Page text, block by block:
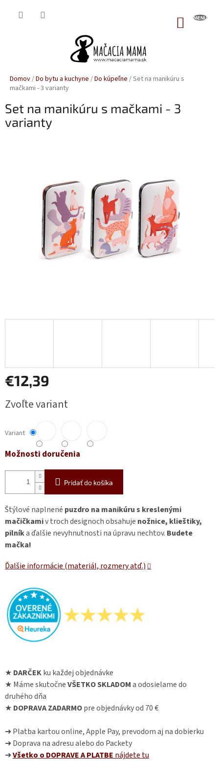
Domov/Do bytu a kuchyne /Do kúpeľne /Set na manikúru s
mačkami - 3 varianty
Set na manikúru s mačkami - 3
varianty
€12,39
cena:
Zvoľte variant
Variant
Možnosti doručenia
Pridať do košíka
Štýlové naplnené puzdro na manikúru s kreslenými
mačičkamiv troch designoch obsahuje nožnice, klieštiky,
pilníka ďalšie nevyhnutnosti na úpravu nechtov. Budete
mačka!
Ďalšie informácie (materiál, rozmery atď.)
★ DARČEKku každej objednávke
★ Máme skutočneVŠETKO SKLADOMa odosielame do
druhého dňa
★ DOPRAVA ZADARMOpre objednávky od 70 €
➜ Platba kartou online, Apple Pay, prevodom aj na dobierku
➜ Doprava na adresu alebo do Packety
➜Všetko o DOPRAVE A PLATBE nájdete tu